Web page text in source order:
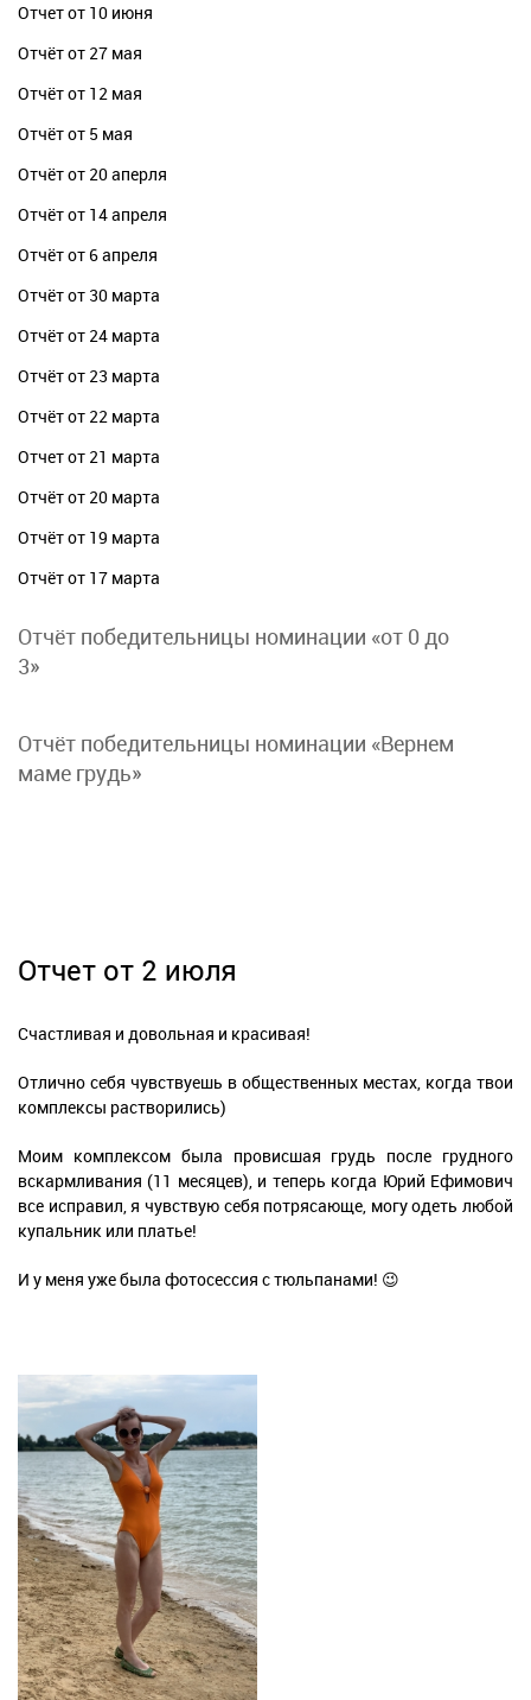
Отчет от 10 июня
Отчёт от 27 мая
Отчёт от 12 мая
Отчёт от 5 мая
Отчёт от 20 аперля
Отчёт от 14 апреля
Отчёт от 6 апреля
Отчёт от 30 марта
Отчёт от 24 марта
Отчёт от 23 марта
Отчёт от 22 марта
Отчет от 21 марта
Отчёт от 20 марта
Отчёт от 19 марта
Отчёт от 17 марта
Отчёт победительницы номинации «от 0 до
3»
Отчёт победительницы номинации «Вернем
маме грудь»
Отчет от 2 июля
Счастливая и довольная и красивая!
Отлично себя чувствуешь в общественных местах, когда твои
комплексы растворились)
Моим комплексом была провисшая грудь после грудного
вскармливания (11 месяцев), и теперь когда Юрий Ефимович
все исправил, я чувствую себя потрясающе, могу одеть любой
купальник или платье!
И у меня уже была фотосессия с тюльпанами! 😉